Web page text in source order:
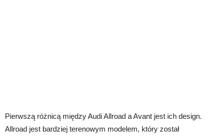
Pierwszą różnicą między Audi Allroad a Avant jest ich design.
Allroad jest bardziej terenowym modelem, który został